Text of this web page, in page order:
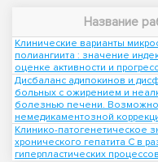
Название
Клинические варианты
полиангиита : значение
оценке активности и
Дисбаланс адипокинов и
больных с ожирением и
болезнью печени.
немедикаментозной
Клинико-патогенетическое
хронического гепатита C в
гиперпластических